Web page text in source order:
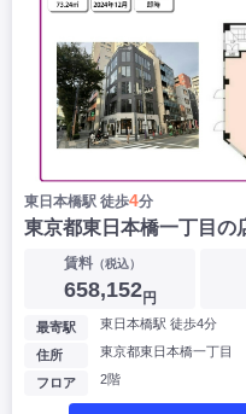
東日本橋駅 徒歩4分
東京都東日本橋一丁目の
賃料（税込）
658,152円
最寄駅 東日本橋駅 徒歩4分
住所 東京都東日本橋一丁目
フロア 2階